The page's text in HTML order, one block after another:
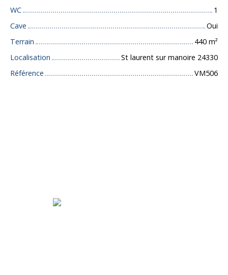
WC
1
Cave
Oui
Terrain
440 m²
Localisation
St laurent sur manoire 24330
Référence
VM506